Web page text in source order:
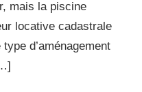
mais la piscine
locative cadastrale
d’aménagement